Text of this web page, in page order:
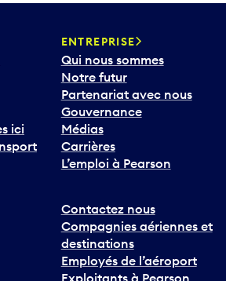
ici
ENTREPRISE
Qui nous sommes
Notre futur
Partenariat avec nous
Gouvernance
Médias
Carrières
L’emploi à Pearson
Contactez nous
Compagnies aériennes et
destinations
Employés de l’aéroport